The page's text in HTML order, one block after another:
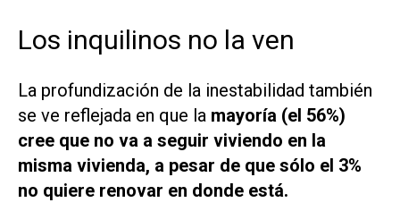
Los inquilinos no la ven
La profundización de la inestabilidad también
se ve reflejada en que la mayoría (el 56%)
cree que no va a seguir viviendo en la
misma vivienda, a pesar de que sólo el 3%
no quiere renovar en donde está.